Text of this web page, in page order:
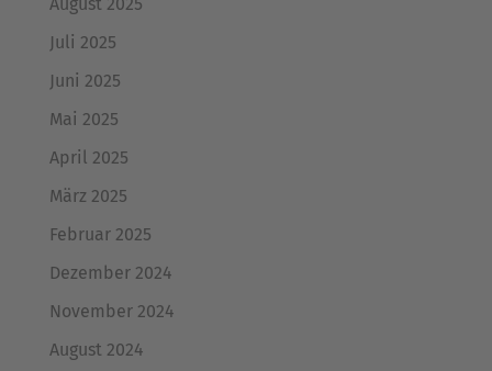
Juli 2025
Juni 2025
Mai 2025
April 2025
März 2025
Februar 2025
Dezember 2024
November 2024
August 2024